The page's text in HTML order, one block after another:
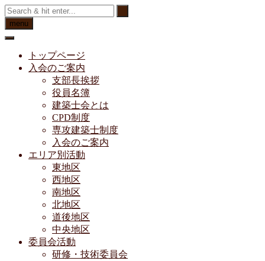
Skip
to
content
menu
トップページ
入会のご案内
支部長挨拶
役員名簿
建築士会とは
CPD制度
専攻建築士制度
入会のご案内
エリア別活動
東地区
西地区
南地区
北地区
道後地区
中央地区
委員会活動
研修・技術委員会